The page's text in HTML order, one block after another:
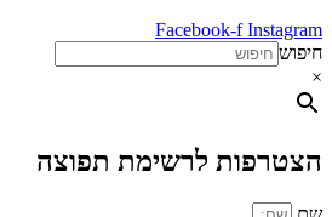
Facebook-f Instagram
חיפוש
×
הצטרפות לרשימת תפוצה